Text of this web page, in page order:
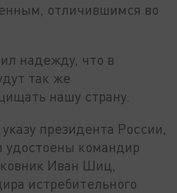
отличившимся во
надежду, что в
так же
нашу страну.
президента России,
удостоены командир
Иван Шиц,
истребительного